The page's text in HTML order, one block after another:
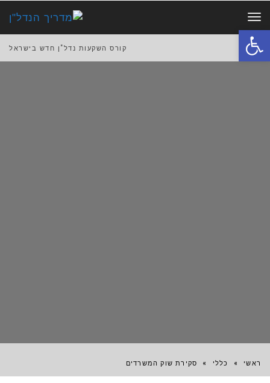
תפריט
קורס השקעות נדל"ן חדש בישראל
ראשי » כללי » סקירת שוק המשרדים
פתח סרגל נגישות